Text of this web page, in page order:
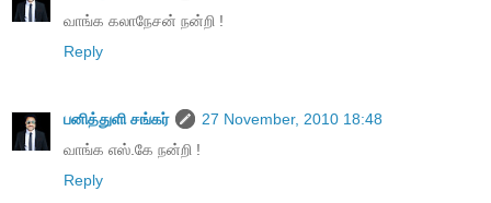
வாங்க கலாநேசன் நன்றி !
Reply
பனித்துளி சங்கர்
27 November, 2010 18:48
வாங்க எஸ்.கே நன்றி !
Reply